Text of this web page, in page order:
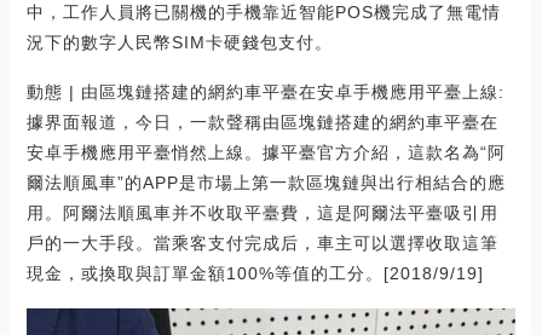
中，工作人員將已關機的手機靠近智能POS機完成了無電情
況下的數字人民幣SIM卡硬錢包支付。
動態 | 由區塊鏈搭建的網約車平臺在安卓手機應用平臺上線:
據界面報道，今日，一款聲稱由區塊鏈搭建的網約車平臺在
安卓手機應用平臺悄然上線。據平臺官方介紹，這款名為“阿
爾法順風車”的APP是市場上第一款區塊鏈與出行相結合的應
用。阿爾法順風車并不收取平臺費，這是阿爾法平臺吸引用
戶的一大手段。當乘客支付完成后，車主可以選擇收取這筆
現金，或換取與訂單金額100%等值的工分。[2018/9/19]